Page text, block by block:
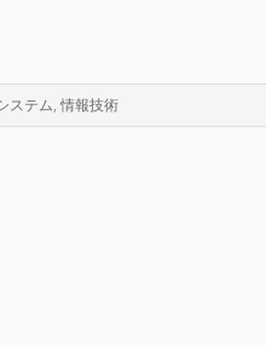
ステム, 情報技術